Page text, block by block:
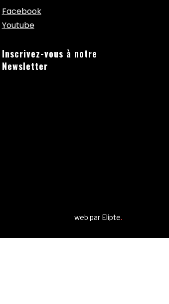
Facebook
Youtube
Inscrivez-vous à notre
Newsletter
web par Elipte.